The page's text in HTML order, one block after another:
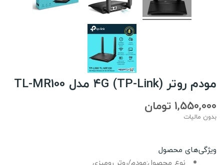
مودم روتر ۴G (TP-Link) مدل TL-MR100
1,550,000 تومان
بدون مالیات
ویژگی‌های محصول
نوع محصول:مودم/روتر رومیزی